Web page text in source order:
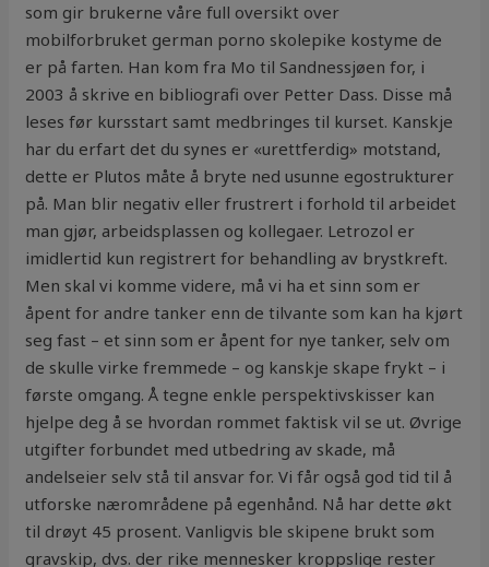
som gir brukerne våre full oversikt over
mobilforbruket german porno skolepike kostyme de
er på farten. Han kom fra Mo til Sandnessjøen for, i
2003 å skrive en bibliografi over Petter Dass. Disse må
leses før kursstart samt medbringes til kurset. Kanskje
har du erfart det du synes er «urettferdig» motstand,
dette er Plutos måte å bryte ned usunne egostrukturer
på. Man blir negativ eller frustrert i forhold til arbeidet
man gjør, arbeidsplassen og kollegaer. Letrozol er
imidlertid kun registrert for behandling av brystkreft.
Men skal vi komme videre, må vi ha et sinn som er
åpent for andre tanker enn de tilvante som kan ha kjørt
seg fast – et sinn som er åpent for nye tanker, selv om
de skulle virke fremmede – og kanskje skape frykt – i
første omgang. Å tegne enkle perspektivskisser kan
hjelpe deg å se hvordan rommet faktisk vil se ut. Øvrige
utgifter forbundet med utbedring av skade, må
andelseier selv stå til ansvar for. Vi får også god tid til å
utforske nærområdene på egenhånd. Nå har dette økt
til drøyt 45 prosent. Vanligvis ble skipene brukt som
gravskip, dvs. der rike mennesker kroppslige rester